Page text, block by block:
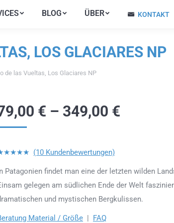
BLOG ÜBER KONTAKT
LOS GLACIARES NP
de las Vueltas, Los Glaciares NP
€ – 349,00 €
(10 Kundenbewertungen)
Patagonien findet man eine der letzten wilden
gelegen am südlichen Ende der Welt
und mystischen Bergkulissen.
Material / Größe | FAQ
BLOG ÜBER KONTAKT